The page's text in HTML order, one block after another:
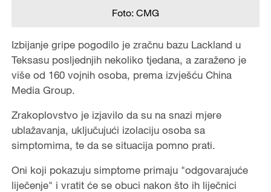
Foto: CMG
Izbijanje gripe pogodilo je zračnu bazu Lackland u
Teksasu posljednjih nekoliko tjedana, a zaraženo je
više od 160 vojnih osoba, prema izvješću China
Media Group.
Zrakoplovstvo je izjavilo da su na snazi mjere
ublažavanja, uključujući izolaciju osoba sa
simptomima, te da se situacija pomno prati.
Oni koji pokazuju simptome primaju "odgovarajuće
liječenje" i vratit će se obuci nakon što ih liječnici